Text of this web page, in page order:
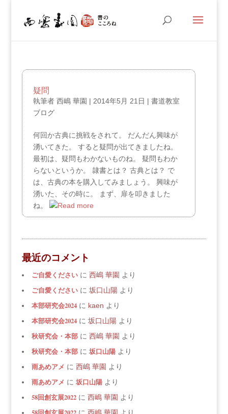
疑問
執筆者 西嶋 華園 | 2014年5月 21日 | 書道教室
ブログ
何回か古典に挑戦をされて。 だんだん興味が
湧いてきた。 すると疑問が出てきましたね。
最初は、疑問もわかないものね。 疑問もわか
らないというか。 隷書とは？ 古典とは？ で
は、古典の本を購入してみましょう。 興味が
湧いた、その時に。 まず、扉を叩きました
ね。
最近のコメント
ご自愛くださいに 西嶋 華園 より
ご自愛くださいに 坂口山陽より
本部研究会2024に kaen より
本部研究会2024に 坂口山陽より
秋研究会・本部に 西嶋 華園 より
秋研究会・本部に 坂口山陽より
雨あめアメ に 西嶋 華園 より
雨あめアメ に 坂口山陽より
58回創玄展2022に 西嶋 華園 より